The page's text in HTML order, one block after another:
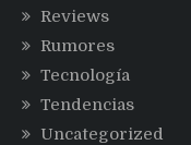
Reviews
Rumores
Tecnología
Tendencias
Uncategorized